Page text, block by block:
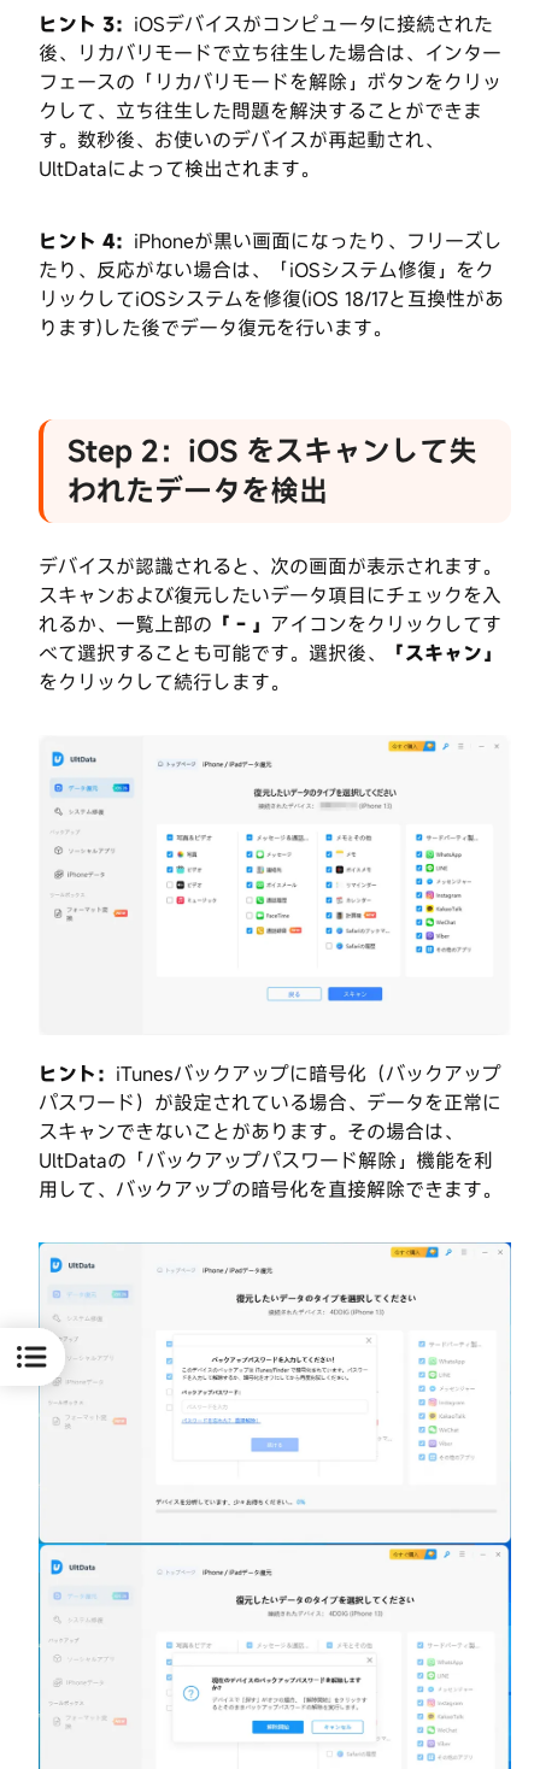
元
す
る
iOS
デ
バ
ス
か
ら
デ
を
ク
ッ
プ
HEIC→JPG・
EPUB→PDF
ヒント 3： iOSデバイスがコンピュータに接続された
後、リカバリモードで立ち往生した場合は、インター
フェースの「リカバリモードを解除」ボタンをクリッ
クして、立ち往生した問題を解決することができま
す。数秒後、お使いのデバイスが再起動され、
UltDataによって検出されます。
ヒント 4： iPhoneが黒い画面になったり、フリーズし
たり、反応がない場合は、「iOSシステム修復」をク
リックしてiOSシステムを修復(iOS 18/17と互換性があ
ります)した後でデータ復元を行います。
Step 2：iOS をスキャンして失
われたデータを検出
デバイスが認識されると、次の画面が表示されます。
スキャンおよび復元したいデータ項目にチェックを入
れるか、一覧上部の 「－」 アイコンをクリックしてす
べて選択することも可能です。選択後、
「スキャン」
をクリックして続行します。
ヒント： iTunesバックアップに暗号化（バックアップ
パスワード）が設定されている場合、データを正常に
スキャンできないことがあります。その場合は、
UltDataの「バックアップパスワード解除」機能を利
用して、バックアップの暗号化を直接解除できます。